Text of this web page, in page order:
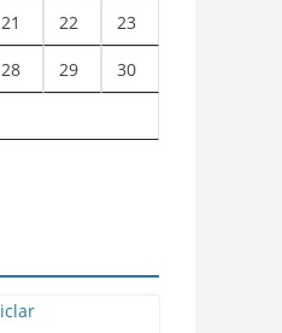
21 22 23
28 29 30